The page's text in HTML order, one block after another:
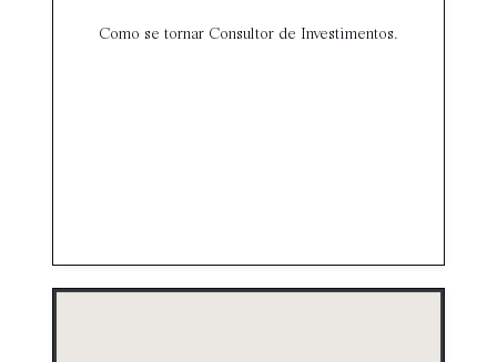
Como se tornar Consultor de Investimentos.